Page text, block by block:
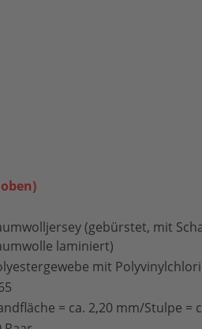
(gebürstet, mit
laminiert)
mit
= ca. 2,20 mm/Stulpe =